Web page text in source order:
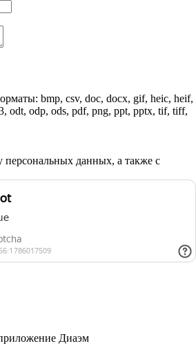
bmp, csv, doc, docx, gif, heic, heif,
odt, odp, ods, pdf, png, ppt, pptx, tif, tiff,
персональных данных, а также с
Диаэм